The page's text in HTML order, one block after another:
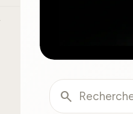
search